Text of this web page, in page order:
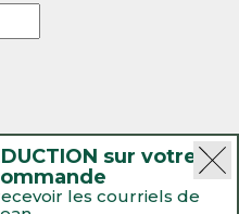
sur votre
les courriels de